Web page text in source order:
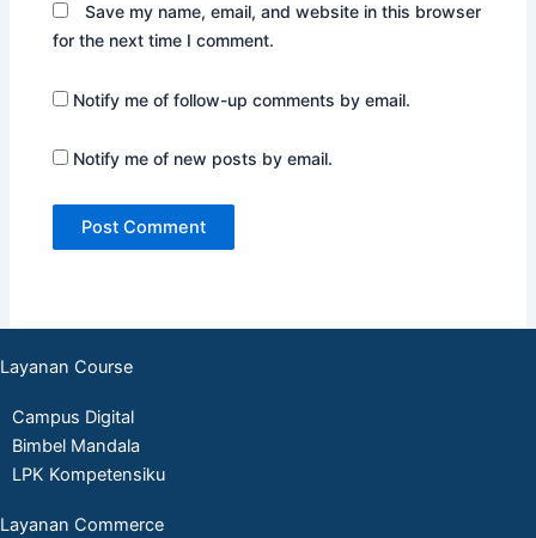
Save my name, email, and website in this browser
for the next time I comment.
Notify me of follow-up comments by email.
Notify me of new posts by email.
Layanan Course
Campus Digital
Bimbel Mandala
LPK Kompetensiku
Layanan Commerce